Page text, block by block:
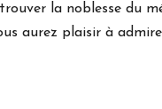
la noblesse du
aurez plaisir à